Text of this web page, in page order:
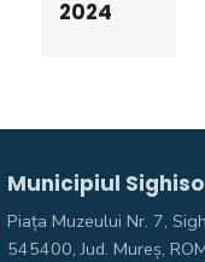
2024
Municipiul
Piața Muzeului Nr. 7,
545400, Jud. Mureş,